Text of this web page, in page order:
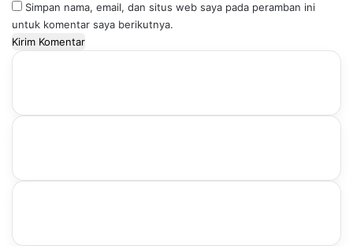
Simpan nama, email, dan situs web saya pada peramban ini
untuk komentar saya berikutnya.